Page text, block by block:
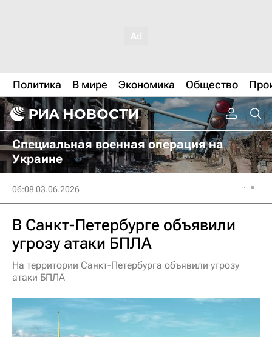
Политика В мире Экономика Общество
Специальная военная операция на
Украине
06:08 03.06.2026
В Санкт-Петербурге объявили
угрозу атаки БПЛА
На территории Санкт-Петербурга объявили угрозу
атаки БПЛА